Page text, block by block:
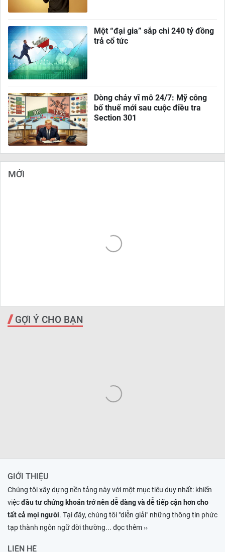
Một “đại gia” sắp chi 240 tỷ đồng
trả cổ tức
Dòng chảy vĩ mô 24/7: Mỹ công
bố thuế mới sau cuộc điều tra
Section 301
MỚI
GỢI Ý CHO BẠN
GIỚI THIỆU
Chúng tôi xây dựng nền tảng này với một mục tiêu duy nhất: khiến
việcđầu tư chứng khoán trở nên dễ dàng và dễ tiếp cận hơn cho
tất cả mọi người. Tại đây, chúng tôi "diễn giải" những thông tin phức
tạp thành ngôn ngữ đời thường... đọc thêm ››
LIÊN HỆ